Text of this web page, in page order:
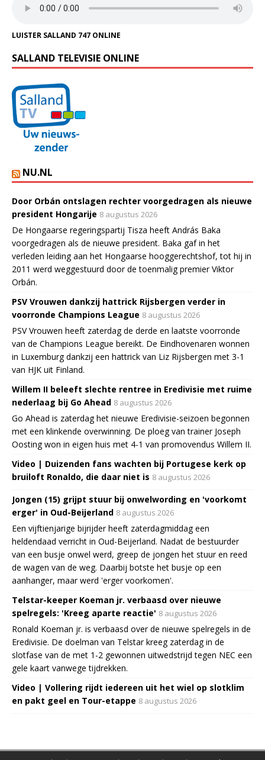
LUISTER SALLAND 747 ONLINE
SALLAND TELEVISIE ONLINE
NU.NL
Door Orbán ontslagen rechter voorgedragen als nieuwe
president Hongarije 8 augustus 2026
De Hongaarse regeringspartij Tisza heeft András Baka
voorgedragen als de nieuwe president. Baka gaf in het
verleden leiding aan het Hongaarse hooggerechtshof, tot hij in
2011 werd weggestuurd door de toenmalig premier Viktor
Orbán.
PSV Vrouwen dankzij hattrick Rijsbergen verder in
voorronde Champions League 8 augustus 2026
PSV Vrouwen heeft zaterdag de derde en laatste voorronde
van de Champions League bereikt. De Eindhovenaren wonnen
in Luxemburg dankzij een hattrick van Liz Rijsbergen met 3-1
van HJK uit Finland.
Willem II beleeft slechte rentree in Eredivisie met ruime
nederlaag bij Go Ahead 8 augustus 2026
Go Ahead is zaterdag het nieuwe Eredivisie-seizoen begonnen
met een klinkende overwinning. De ploeg van trainer Joseph
Oosting won in eigen huis met 4-1 van promovendus Willem II.
Video | Duizenden fans wachten bij Portugese kerk op
bruiloft Ronaldo, die daar niet is 8 augustus 2026
Jongen (15) grijpt stuur bij onwelwording en 'voorkomt
erger' in Oud-Beijerland 8 augustus 2026
Een vijftienjarige bijrijder heeft zaterdagmiddag een
heldendaad verricht in Oud-Beijerland. Nadat de bestuurder
van een busje onwel werd, greep de jongen het stuur en reed
de wagen van de weg. Daarbij botste het busje op een
aanhanger, maar werd 'erger voorkomen'.
Telstar-keeper Koeman jr. verbaasd over nieuwe
spelregels: 'Kreeg aparte reactie' 8 augustus 2026
Ronald Koeman jr. is verbaasd over de nieuwe spelregels in de
Eredivisie. De doelman van Telstar kreeg zaterdag in de
slotfase van de met 1-2 gewonnen uitwedstrijd tegen NEC een
gele kaart vanwege tijdrekken.
Video | Vollering rijdt iedereen uit het wiel op slotklim
en pakt geel en Tour-etappe 8 augustus 2026